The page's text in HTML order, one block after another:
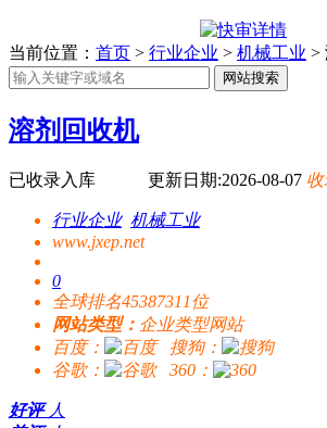
当前位置： 首页 > 行业企业 > 机械工业 >
网站搜索
溶剂回收机
已收录入库 更新日期:2026-08-07 收
行业企业 机械工业
www.jxep.net
0
全球排名45387311位
网站类型： 企业类型网站
百度：
搜狗：
谷歌：
360：
好评 人